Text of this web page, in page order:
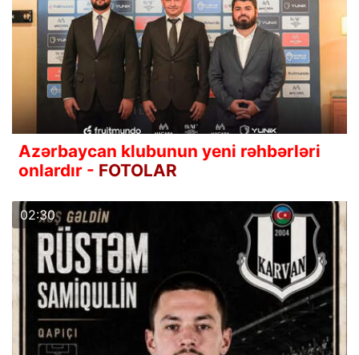
Azərbaycan klubunun yeni rəhbərləri
onlardır - FOTOLAR
02:30